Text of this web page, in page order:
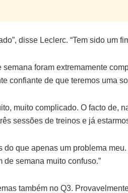
disse Leclerc. “Tem sido um
semana foram extremamente
confiante de que teremos uma
muito complicado. O facto de,
sessões de treinos e já
do que apenas um problema
de semana muito confuso.”
também no Q3.